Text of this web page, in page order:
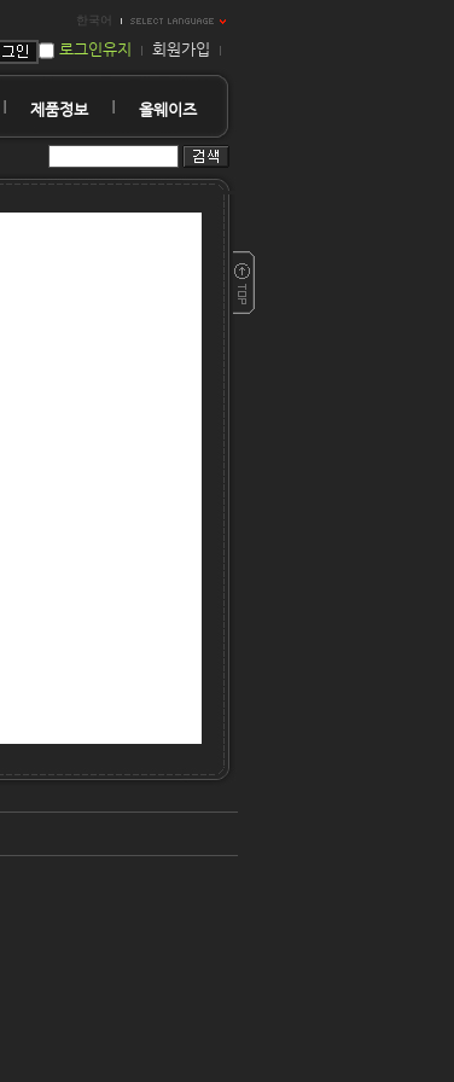
한국어
로그인유지 회원가입
제품정보 올웨이즈